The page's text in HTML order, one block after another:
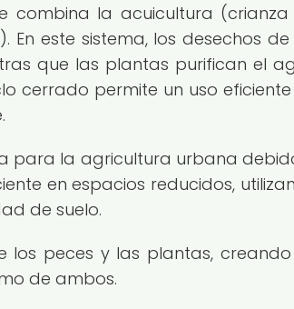
combina la acuicultura
este sistema, los desechos de
que las plantas purifican el
cerrado permite un uso
para la agricultura urbana
en espacios reducidos,
de suelo.
los peces y las plantas,
de ambos.